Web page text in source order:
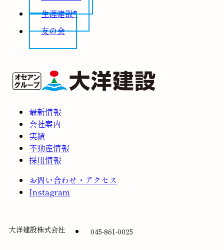
生涯建設®
友の会
最新情報
会社案内
実績
不動産情報
採用情報
お問い合わせ・アクセス
Instagram
大洋建設株式会社 045-861-0025